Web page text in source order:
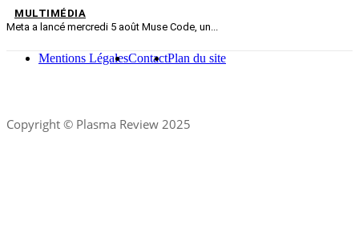
MULTIMÉDIA
Meta a lancé mercredi 5 août Muse Code, un...
Mentions LégalesContactPlan du site
Copyright © Plasma Review 2025